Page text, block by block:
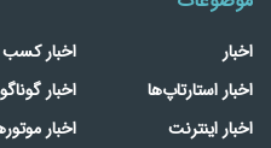
اخبار
اخبار استارتاپ‌ها
اخبار اینترنت
اخبار کسب
اخبار
اخبار